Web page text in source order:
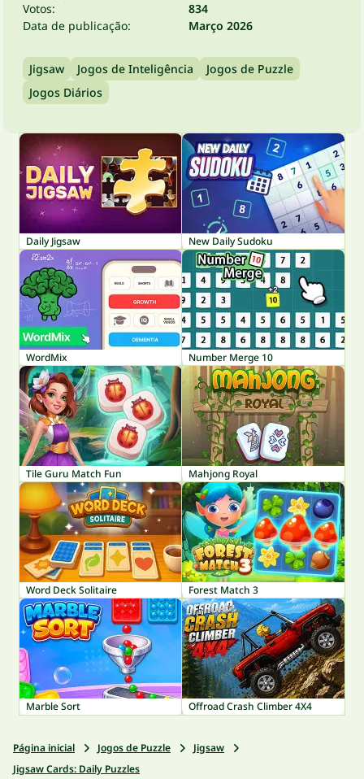
Votos:
834
Data de publicação:
Março 2026
Jigsaw Jogos de Inteligência
Jogos de Puzzle
Jogos Diários
Daily Jigsaw New Daily Sudoku
WordMix Number Merge 10
Tile Guru Match Fun Mahjong Royal
Word Deck Solitaire Forest Match 3
Marble Sort Offroad Crash Climber 4X4
Página inicial Jogos de Puzzle
Jigsaw
Jigsaw Cards: Daily Puzzles